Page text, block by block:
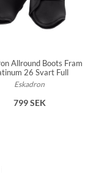
Allround Boots Fram
26 Svart Full
Eskadron
799 SEK